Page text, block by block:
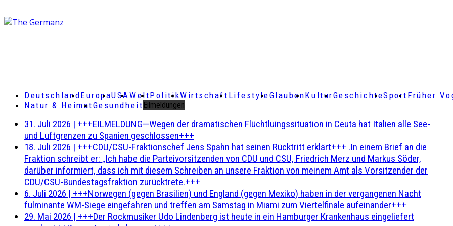
DeutschlandEuropaUSAWeltPolitikWirtschaft LifestyleGlaubenKulturGeschichteSport Früher
Natur & HeimatGesundheit Eilmeldungen
31. Juli 2026 | +++EILMELDUNG—Wegen der dramatischen Flüchtluingssituation in Ceuta hat Italien alle See-
und Luftgrenzen zu Spanien geschlossen+++
18. Juli 2026 | +++CDU/CSU-Fraktionschef Jens Spahn hat seinen Rücktritt erklärt+++ .In einem Brief an die
Fraktion schreibt er: „Ich habe die Parteivorsitzenden von CDU und CSU, Friedrich Merz und Markus Söder,
darüber informiert, dass ich mit diesem Schreiben an unsere Fraktion von meinem Amt als Vorsitzender der
CDU/CSU-Bundestagsfraktion zurücktrete.+++
6. Juli 2026 | +++Norwegen (gegen Brasilien) und England (gegen Mexiko) haben in der vergangenen Nacht
fulminante WM-Siege eingefahren und treffen am Samstag in Miami zum Viertelfinale aufeinander+++
29. Mai 2026 | +++Der Rockmusiker Udo Lindenberg ist heute in ein Hamburger Krankenhaus eingeliefert